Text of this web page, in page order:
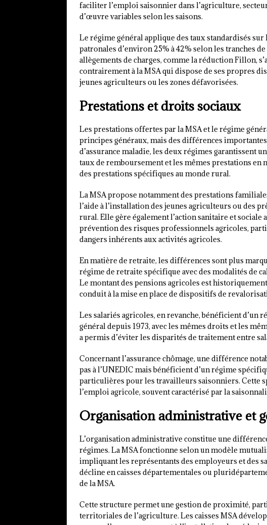
faciliter l’emploi saisonnier dans l’agriculture,
d’œuvre variables selon les saisons.
Le régime général applique des taux standardisés
patronales d’environ 25% à 42% selon les tranches
allègements de charges, comme la réduction Fillon,
contrairement à la MSA qui dispose de ses propres
jeunes agriculteurs ou les zones défavorisées.
Prestations et droits sociaux
Les prestations offertes par la MSA et le régime
principes généraux, mais des différences
d’assurance maladie, les deux régimes garantissent
taux de remboursement et les mêmes prestations en
des prestations spécifiques au monde rural.
La MSA propose notamment des prestations
l’aide à l’installation des jeunes agriculteurs ou des
rural. Elle gère également l’action sanitaire et sociale
prévention des risques professionnels agricoles,
dangers inhérents aux activités agricoles.
En matière de retraite, les différences sont plus
régime de retraite spécifique avec des modalités de
Le montant des pensions agricoles est
conduit à la mise en place de dispositifs de
Les salariés agricoles, en revanche, bénéficient d’un
général depuis 1973, avec les mêmes droits et les
a permis d’éviter les disparités de traitement entre
Concernant l’assurance chômage, une différence
pas à l’UNEDIC mais bénéficient d’un régime
particulières pour les travailleurs saisonniers. Cette
l’emploi agricole, souvent caractérisé par la
Organisation administrative et
L’organisation administrative constitue une
régimes. La MSA fonctionne selon un modèle
impliquant les représentants des employeurs et des
décline en caisses départementales ou
de la MSA.
Cette structure permet une gestion de proximité,
territoriales de l’agriculture. Les caisses MSA